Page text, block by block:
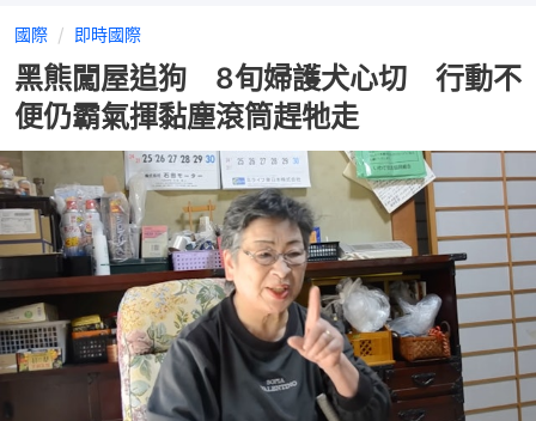
國際 即時國際
黑熊闖屋追狗 8旬婦護犬心切 行動不
便仍霸氣揮黏塵滾筒趕牠走